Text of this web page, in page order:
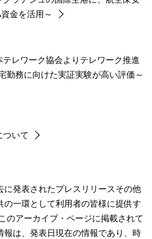
金を活用～
レワーク協会よりテレワーク推進
勤務に向けた実証実験が高い評価～
ついて
発表されたプレスリリースその他
一環として利用者の皆様に提供す
のアーカイブ・ページに掲載されて
報は、発表日現在の情報であり、時